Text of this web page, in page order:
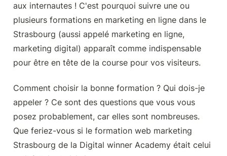
aux internautes ! C'est pourquoi suivre une ou
plusieurs formations en marketing en ligne dans le
Strasbourg (aussi appelé marketing en ligne,
marketing digital) apparaît comme indispensable
pour être en tête de la course pour vos visiteurs.
Comment choisir la bonne formation ? Qui dois-je
appeler ? Ce sont des questions que vous vous
posez probablement, car elles sont nombreuses.
Que feriez-vous si le formation web marketing
Strasbourg de la Digital winner Academy était celui